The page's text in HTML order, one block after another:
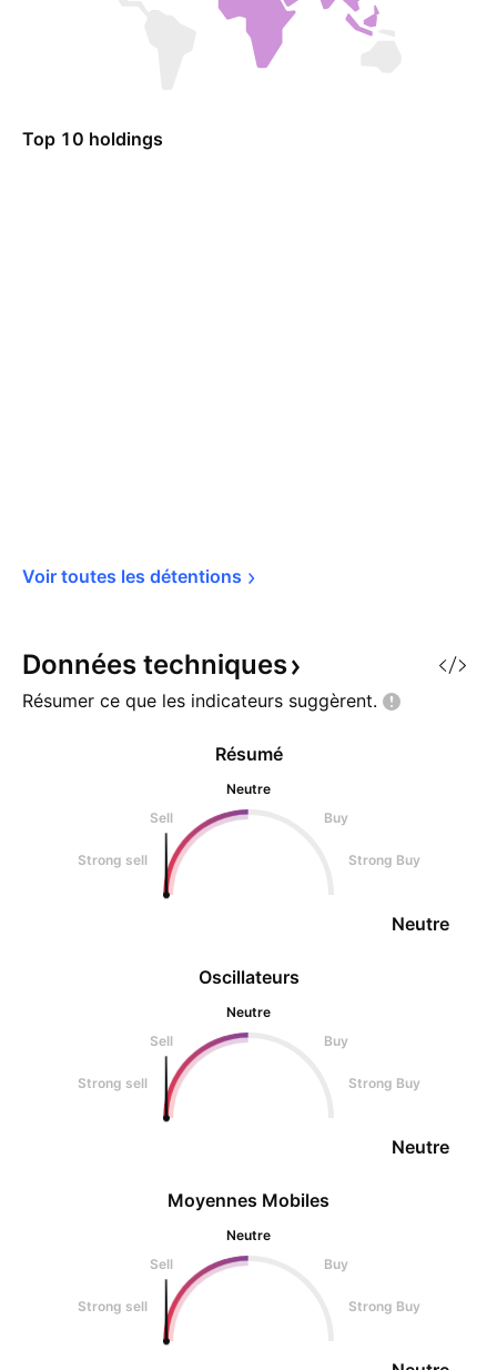
Top 10 holdings
Voir toutes les détentions
Données techniques
Résumer ce que les indicateurs suggèrent.
Oscillateurs
Neutre
Sell
Buy
Strong sell Strong Buy
Neutre
Résumé
Neutre
Sell
Buy
Strong sell Strong Buy
Neutre
Moyennes Mobiles
Neutre
Sell
Buy
Strong sell Strong Buy